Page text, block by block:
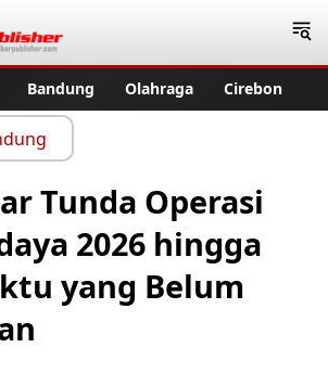
Bandung Olahraga Cirebon
Tunda Operasi
2026 hingga
yang Belum